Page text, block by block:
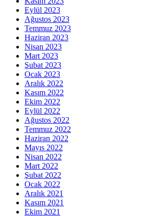
Eylül 2023
Ağustos 2023
Temmuz 2023
Haziran 2023
Nisan 2023
Mart 2023
Şubat 2023
Ocak 2023
Aralık 2022
Kasım 2022
Ekim 2022
Eylül 2022
Ağustos 2022
Temmuz 2022
Haziran 2022
Mayıs 2022
Nisan 2022
Mart 2022
Şubat 2022
Ocak 2022
Aralık 2021
Kasım 2021
Ekim 2021